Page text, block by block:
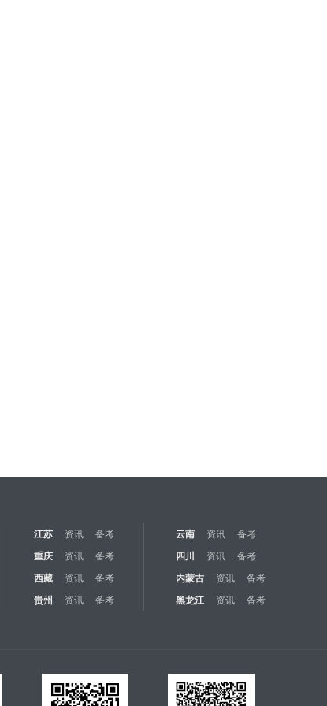
江苏 资讯 备考 云南 资讯
备考
重庆 资讯 备考 四川 资讯
备考
西藏 资讯 备考 内蒙古 资讯
备考
贵州 资讯 备考 黑龙江 资讯
备考